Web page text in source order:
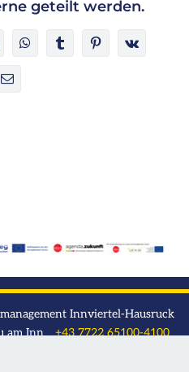
geteilt werden.
WhatsAppTumblrPinterest
Vk
E-
Innviertel-Hausruck
am Inn+43 7722 65100-4100